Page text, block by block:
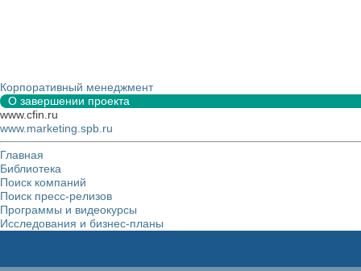
Корпоративный менеджмент
О завершении проекта
www.cfin.ru
www.marketing.spb.ru
Главная
Библиотека
Поиск компаний
Поиск пресс-релизов
Программы и видеокурсы
Исследования и бизнес-планы